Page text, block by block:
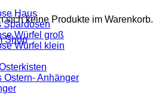
sich keine Produkte im Warenkorb.
Shop
Haus
Spardosen
Würfel groß
Würfel klein
Ostern- Anhänger